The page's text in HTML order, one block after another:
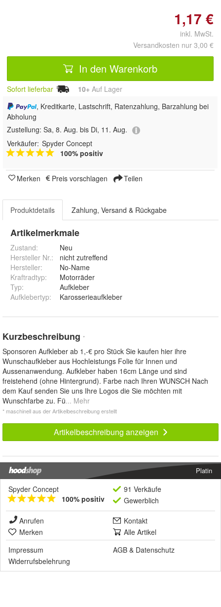
1,17 €
inkl. MwSt.
Versandkosten nur 3,00 €
In den Warenkorb
Sofort lieferbar 10+ Auf Lager
, Kreditkarte, Lastschrift, Ratenzahlung, Barzahlung bei
Abholung
Zustellung: Sa, 8. Aug. bis Di, 11. Aug.
Verkäufer: Spyder Concept
100% positiv
Merken Preis vorschlagen Teilen
Produktdetails Zahlung, Versand & Rückgabe
Artikelmerkmale
Zustand:
Neu
Hersteller Nr.:
nicht zutreffend
Hersteller:
No-Name
Kraftradtyp:
Motorräder
Typ:
Aufkleber
Aufklebertyp: Karosserieaufkleber
Kurzbeschreibung *
Sponsoren Aufkleber ab 1,-€ pro Stück Sie kaufen hier ihre
Wunschaufkleber aus Hochleistungs Folie für Innen und
Aussenanwendung. Aufkleber haben 16cm Länge und sind
freistehend (ohne Hintergrund). Farbe nach Ihren WUNSCH Nach
dem Kauf senden Sie uns Ihre Logos die Sie möchten mit
Wunschfarbe zu. Fü... Mehr
* maschinell aus der Artikelbeschreibung erstellt
Artikelbeschreibung anzeigen
Platin
Spyder Concept
100% positiv
91 Verkäufe
Gewerblich
Anrufen
Kontakt
Merken
Alle Artikel
Impressum
AGB & Datenschutz
Widerrufsbelehrung